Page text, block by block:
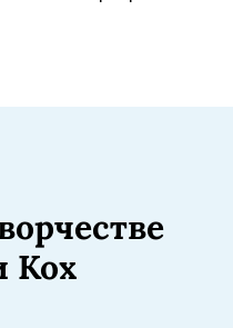
Кох